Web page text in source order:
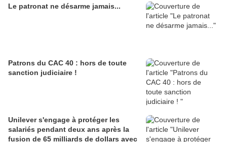
Le patronat ne désarme jamais...
Patrons du CAC 40 : hors de toute
sanction judiciaire !
Unilever s'engage à protéger les
salariés pendant deux ans après la
fusion de 65 milliards de dollars avec